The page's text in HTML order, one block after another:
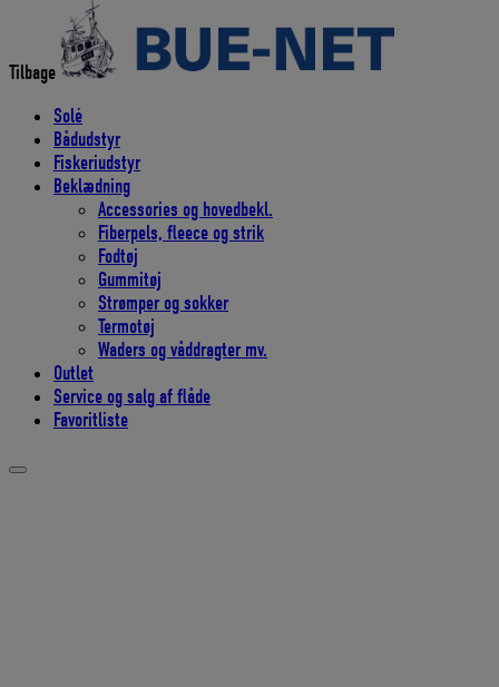
Tilbage
Solé
Bådudstyr
Fiskeriudstyr
Beklædning
Accessories og hovedbekl.
Fiberpels, fleece og strik
Fodtøj
Gummitøj
Strømper og sokker
Termotøj
Waders og våddragter mv.
Outlet
Service og salg af flåde
Favoritliste